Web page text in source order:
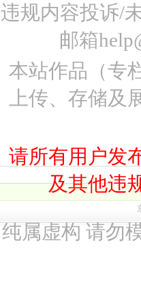
违规内容投诉/
邮箱
本站作品（专
上传、存储
请所有用户发
及其他违
纯属虚构 请勿